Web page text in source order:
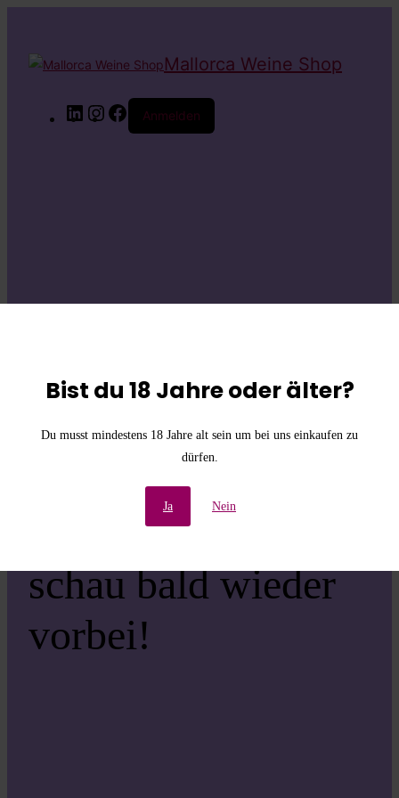
Bist du 18 Jahre oder älter?
Du musst mindestens 18 Jahre alt sein um bei uns einkaufen zu
dürfen.
Ja Nein
Mallorca Weine Shop
LinkedInInstagram
Facebook
Anmelden
die
Unannehmlichkeiten!
Wir arbeiten an einer
großartigen Sache –
schau bald wieder
vorbei!